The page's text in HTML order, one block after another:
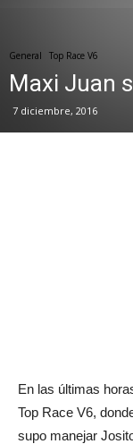
General Top Race V6
Maxi Juan
7 diciembre, 2016
En las últimas
Top Race V6,
supo manejar